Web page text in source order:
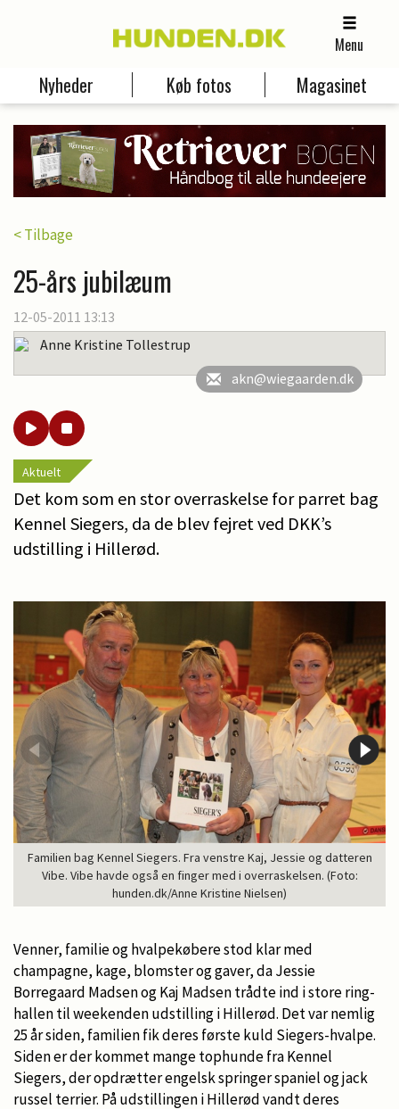
Menu
Nyheder Køb fotos Magasinet
< Tilbage
25-års jubilæum
12-05-2011 13:13
Anne Kristine Tollestrup
akn@wiegaarden.dk
Aktuelt
Det kom som en stor overraskelse for parret bag
Kennel Siegers, da de blev fejret ved DKK’s
udstilling i Hillerød.
Familien bag Kennel Siegers. Fra venstre Kaj, Jessie og datteren
Vibe. Vibe havde også en finger med i overraskelsen. (Foto:
hunden.dk/Anne Kristine Nielsen)
Venner, familie og hvalpekøbere stod klar med
champagne, kage, blomster og gaver, da Jessie
Borregaard Madsen og Kaj Madsen trådte ind i store ring-
hallen til weekenden udstilling i Hillerød. Det var nemlig
25 år siden, familien fik deres første kuld Siegers-hvalpe.
Siden er der kommet mange tophunde fra Kennel
Siegers, der opdrætter engelsk springer spaniel og jack
russel terrier. På udstillingen i Hillerød vandt deres